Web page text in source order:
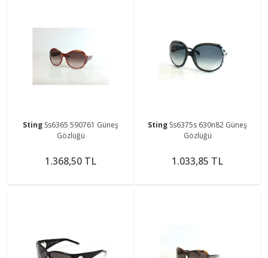
Sting Ss6365 590761 Güneş
Gözlüğü
1.368,50 TL
Sting Ss6375s 630n82 Güneş
Gözlüğü
1.033,85 TL